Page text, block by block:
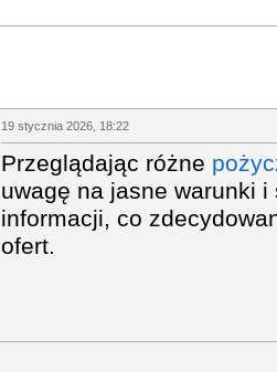
19 stycznia 2026, 18:22
Przeglądając różne
uwagę na jasne warunki
informacji, co
ofert.